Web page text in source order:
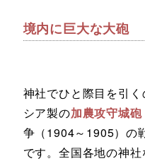
境内に巨大な大砲
神社でひと際目を引
シア製の加農攻守城砲
争（1904～1905）の
です。全国各地の神